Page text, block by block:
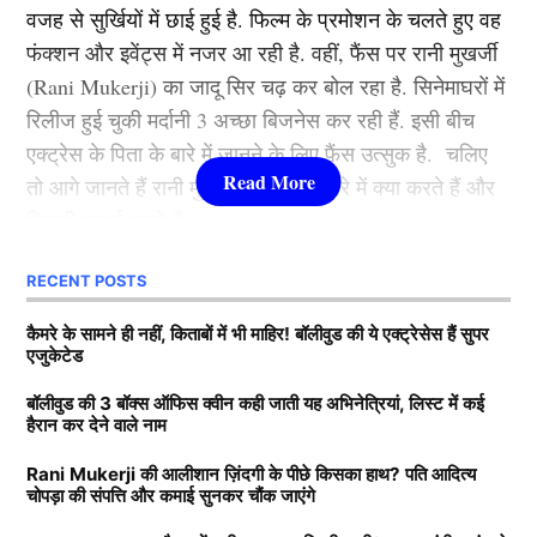
कभी रूकी ही नहीं. गंगुबाई, आर आर आर, राजी, ब्रह्मास्त्र जैसी
फिल्मों से आलिया भट्ट बॉलीवुड की क्वीन बन बैठी. माना जाता है
कि जिस भी फिल्म से आलिया भट्टा का नाम जुड़ता है उसका हिट
होना तय है.
3.श्रद्धा कपूर ( Shraddha Kapoor )
लिस्ट में तीसरे नंबर पर शक्ति कपूर की बेटी श्रद्धा कपूर मौजूद है.
उन्होंने कई हिट फिल्में की है. खूबसूरती के साथ फैंस श्रद्धा को
उनकी एक्टिंग की वजह से भी काफी पसंद करते हैं. उनकी
मासूमियत और सादगी सभी को पसंद आती है. वहीं, श्रद्धा ने अपने
करियर की शुरूआत 2010 में ‘तीन पत्ती’ (Teen Patti) फ़िल्म से
की थी. हालांकि, उनकी यह फिल्म बॉक्स ऑफिस पर कुछ खास
कमाई नहीं कर पाई. वहीं, साल 2013 में आई रोमांटिक फिल्म
‘आशिकी 2’ . जिसकी बदौलत श्रद्धा एक रात में बॉलीवुड
वजह से सुर्खियों में छाई हुई है. फिल्म के प्रमोशन के चलते हुए वह
फंक्शन और इवेंट्स में नजर आ रही है. वहीं, फैंस पर रानी मुखर्जी
(Rani Mukerji) का जादू सिर चढ़ कर बोल रहा है. सिनेमाघरों में
रिलीज हुई चुकी मर्दानी 3 अच्छा बिजनेस कर रही हैं. इसी बीच
एक्ट्रेस के पिता के बारे में जानने के लिए फैंस उत्सुक है. चलिए
तो आगे जानते हैं रानी मुखर्जी के पिता के बारे में क्या करते हैं और
Rani Mukerji के पति के पास कितनी
संपत्ति?
बता दें कि रानी मुखर्जी (Rani Mukerji) के पति का नाम आदित्य
चोपड़ा है. वह करोड़ों की संपत्ति के मालिक हैं. मीडिया रिपोर्ट्स का
दावा है कि आदित्य के पास 7200-7500 करोड़ की संपत्ति है. रानी
के मुखर्जी मशहूर फिल्म प्रोड्यूसर है. जिसकी बदौलत वह हर
RECENT POSTS
कैमरे के सामने ही नहीं, किताबों में भी माहिर! बॉलीवुड की ये एक्ट्रेसेस हैं सुपर
एजुकेटेड
बॉलीवुड की 3 बॉक्स ऑफिस क्वीन कही जाती यह अभिनेत्रियां, लिस्ट में कई
हैरान कर देने वाले नाम
Rani Mukerji की आलीशान ज़िंदगी के पीछे किसका हाथ? पति आदित्य
चोपड़ा की संपत्ति और कमाई सुनकर चौंक जाएंगे